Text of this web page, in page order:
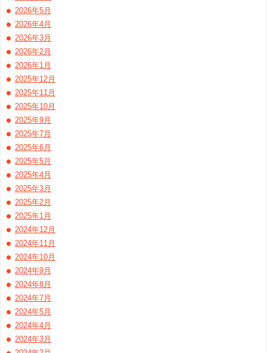
2026年5月
2026年4月
2026年3月
2026年2月
2026年1月
2025年12月
2025年11月
2025年10月
2025年9月
2025年7月
2025年6月
2025年5月
2025年4月
2025年3月
2025年2月
2025年1月
2024年12月
2024年11月
2024年10月
2024年9月
2024年8月
2024年7月
2024年5月
2024年4月
2024年3月